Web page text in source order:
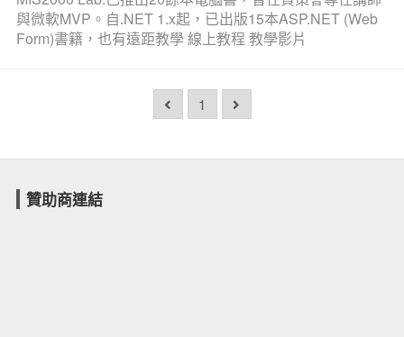
與微軟MVP。自.NET 1.x起，已出版15本ASP.NET (Web
Form)書籍，也有遠距教學 線上教程 教學影片
1
贊助商連結